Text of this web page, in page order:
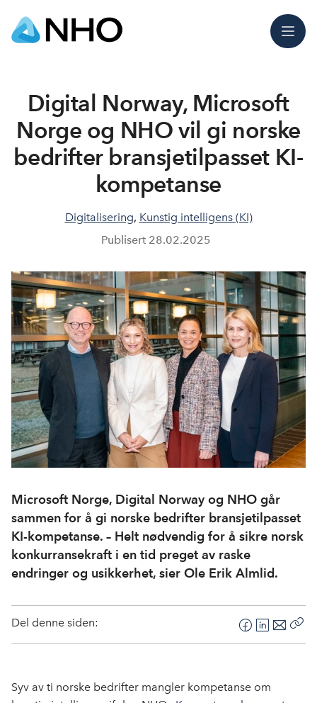
Meny
Digital Norway, Microsoft
Norge og NHO vil gi norske
bedrifter bransjetilpasset KI-
kompetanse
Digitalisering, Kunstig intelligens (KI)
Publisert 28.02.2025
Microsoft Norge, Digital Norway og NHO går
sammen for å gi norske bedrifter bransjetilpasset
KI-kompetanse. – Helt nødvendig for å sikre norsk
konkurransekraft i en tid preget av raske
endringer og usikkerhet, sier Ole Erik Almlid.
Del denne siden:
F
e
b
L
k
e
E
s
Syv av ti norske bedrifter mangler kompetanse om